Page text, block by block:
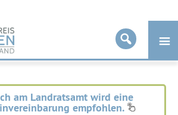
am Landratsamt wird eine
empfohlen.